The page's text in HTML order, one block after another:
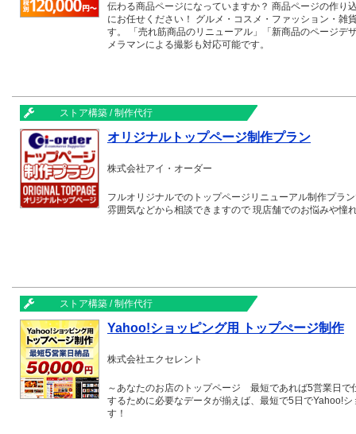
伝わる商品ページになっていますか？ 商品ページの作り
にお任せください！ グルメ・コスメ・ファッション・雑
す。 「売れ筋商品のリニューアル」「新商品のページデ
メラマンによる撮影も対応可能です。
ストア構築 / 制作代行
オリジナルトップページ制作プラン
株式会社アイ・オーダー
フルオリジナルでのトップページリニューアル制作プラ
雰囲気などから相談できますので 現店舗でのお悩みや憧
ストア構築 / 制作代行
Yahoo!ショッピング用 トップぺージ制作
株式会社エクセレント
～あなたのお店のトップページ 最短であれば5営業日で
するために必要なデータが揃えば、最短で5日でYahoo!
す！